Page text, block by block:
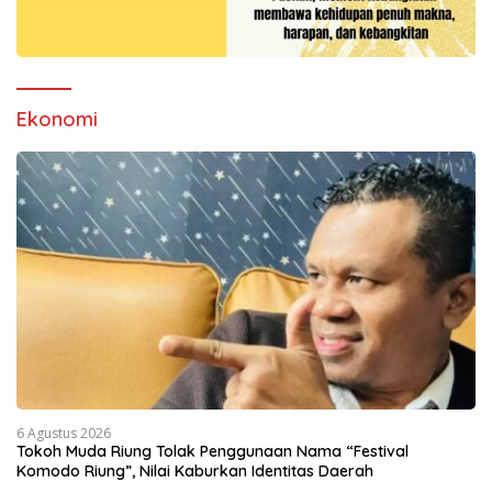
Ekonomi
6 Agustus 2026
Tokoh Muda Riung Tolak Penggunaan Nama “Festival
Komodo Riung”, Nilai Kaburkan Identitas Daerah